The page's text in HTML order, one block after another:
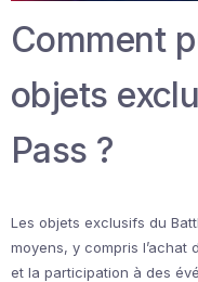
Comment
objets
Pass ?
Les objets exclusifs du
moyens, y compris l’achat
et la participation à des